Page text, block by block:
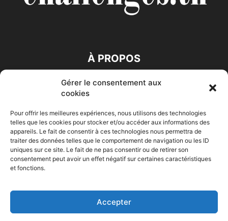
Gérer le consentement aux
cookies
Pour offrir les meilleures expériences, nous utilisons des technologies
telles que les cookies pour stocker et/ou accéder aux informations des
appareils. Le fait de consentir à ces technologies nous permettra de
traiter des données telles que le comportement de navigation ou les ID
uniques sur ce site. Le fait de ne pas consentir ou de retirer son
consentement peut avoir un effet négatif sur certaines caractéristiques
et fonctions.
Accepter
À PROPOS
SUIVEZ NOUS
Accueil Economie Entreprises Entrepreneur Afrique
HIGH-TECH Auto-Moto